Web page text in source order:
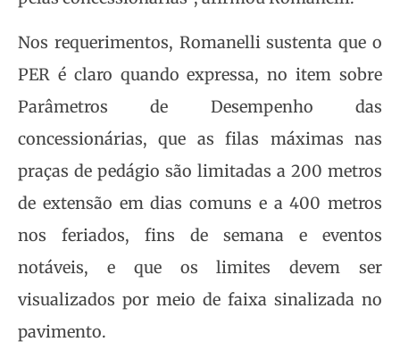
Nos requerimentos, Romanelli sustenta que o
PER é claro quando expressa, no item sobre
Parâmetros de Desempenho das
concessionárias, que as filas máximas nas
praças de pedágio são limitadas a 200 metros
de extensão em dias comuns e a 400 metros
nos feriados, fins de semana e eventos
notáveis, e que os limites devem ser
visualizados por meio de faixa sinalizada no
pavimento.